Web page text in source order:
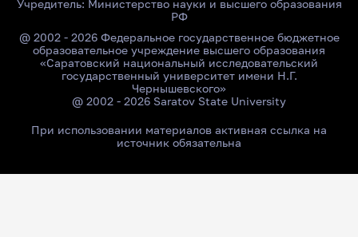
Учредитель: Министерство науки и высшего образования
РФ
@ 2002 - 2026 Федеральное государственное бюджетное
образовательное учреждение высшего образования
«Саратовский национальный исследовательский
государственный университет имени Н.Г.
Чернышевского»
@ 2002 - 2026 Saratov State University
При использовании материалов активная ссылка на
источник обязательна